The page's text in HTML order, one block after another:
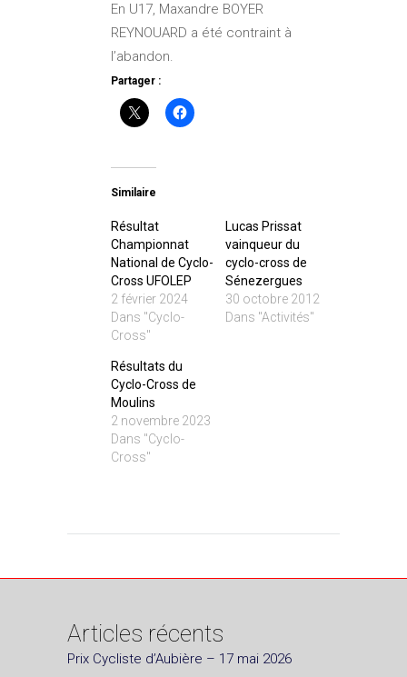
En U17, Maxandre BOYER
REYNOUARD a été contraint à
l’abandon.
Partager :
Similaire
Résultat
Championnat
National de Cyclo-
Cross UFOLEP
2 février 2024
Dans "Cyclo-
Cross"
Lucas Prissat
vainqueur du
cyclo-cross de
Sénezergues
30 octobre 2012
Dans "Activités"
Résultats du
Cyclo-Cross de
Moulins
2 novembre 2023
Dans "Cyclo-
Cross"
Articles récents
Prix Cycliste d’Aubière – 17 mai 2026